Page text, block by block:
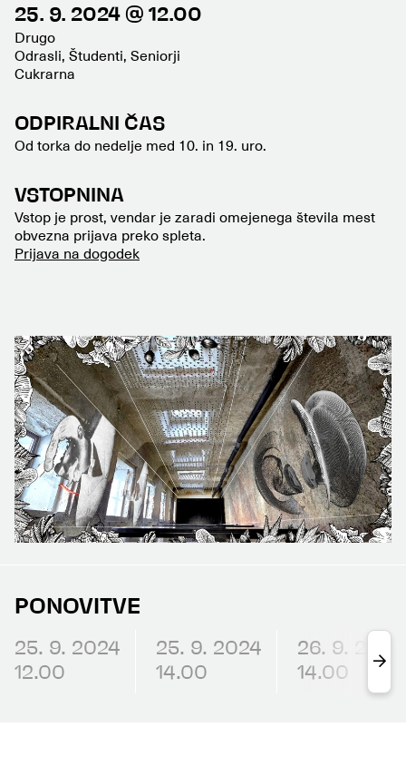
25. 9. 2024 @ 12.00
Drugo
Odrasli, Študenti, Seniorji
Cukrarna
ODPIRALNI ČAS
Od torka do nedelje med 10. in 19. uro.
VSTOPNINA
Vstop je prost, vendar je zaradi omejenega števila mest
obvezna prijava preko spleta.
Prijava na dogodek
PONOVITVE
25. 9. 2024
12.00
25. 9. 2024
14.00
26. 9. 2024
14.00